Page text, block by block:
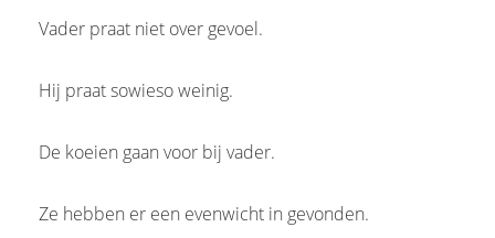
Vader praat niet over gevoel.
Hij praat sowieso weinig.
De koeien gaan voor bij vader.
Ze hebben er een evenwicht in gevonden.